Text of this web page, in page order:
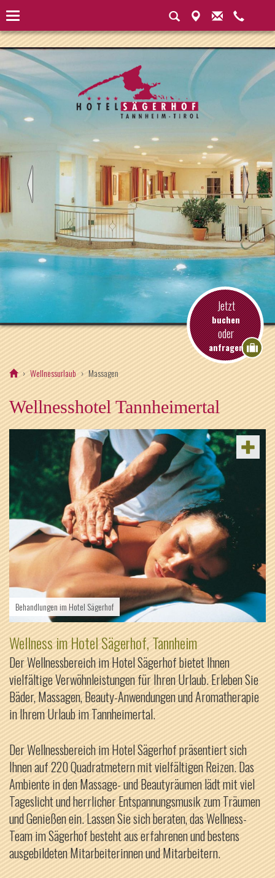
Instantiated Application
Jetzt
buchen
oder
anfragen
Wellnessurlaub
Massagen
Wellnesshotel Tannheimertal
Behandlungen im Hotel Sägerhof
Wellness im Hotel Sägerhof, Tannheim
Der Wellnessbereich im Hotel Sägerhof bietet Ihnen
vielfältige Verwöhnleistungen für Ihren Urlaub. Erleben Sie
Bäder, Massagen, Beauty-Anwendungen und Aromatherapie
in Ihrem Urlaub im Tannheimertal.
Der Wellnessbereich im Hotel Sägerhof präsentiert sich
Ihnen auf 220 Quadratmetern mit vielfältigen Reizen. Das
Ambiente in den Massage- und Beautyräumen lädt mit viel
Tageslicht und herrlicher Entspannungsmusik zum Träumen
und Genießen ein. Lassen Sie sich beraten, das Wellness-
Team im Sägerhof besteht aus erfahrenen und bestens
ausgebildeten Mitarbeiterinnen und Mitarbeitern.